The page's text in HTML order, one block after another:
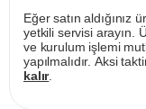
Eğer satın aldığınız
yetkili servisi arayın.
ve kurulum işlemi
yapılmalıdır. Aksi
kalır.